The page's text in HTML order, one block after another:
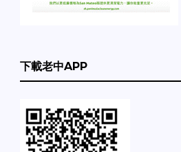
下載老中APP